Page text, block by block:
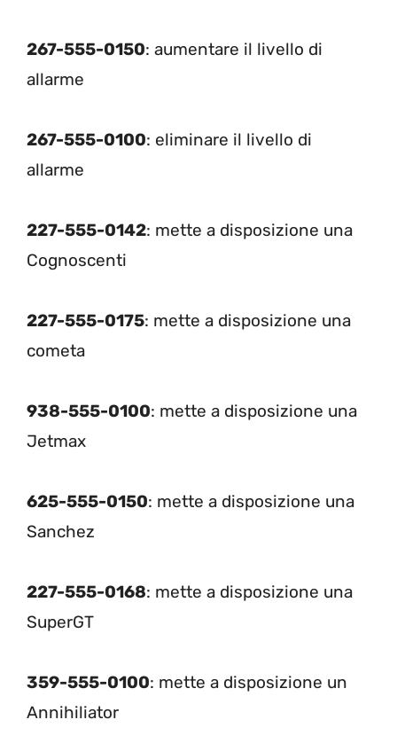
267-555-0150: aumentare il livello di
allarme
267-555-0100: eliminare il livello di
allarme
227-555-0142: mette a disposizione una
Cognoscenti
227-555-0175: mette a disposizione una
cometa
938-555-0100: mette a disposizione una
Jetmax
625-555-0150: mette a disposizione una
Sanchez
227-555-0168: mette a disposizione una
SuperGT
359-555-0100: mette a disposizione un
Annihiliator